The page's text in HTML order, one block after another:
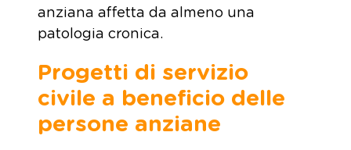
anziana affetta da almeno una
patologia cronica.
Progetti di servizio
civile a beneficio delle
persone anziane